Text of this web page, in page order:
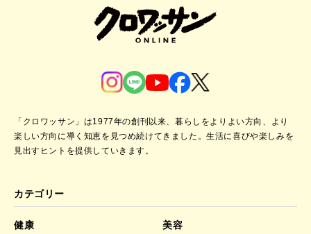
「クロワッサン」は1977年の創刊以来、暮らしをよりよい方向、より
楽しい方向に導く知恵を見つめ続けてきました。生活に喜びや楽しみを
見出すヒントを提供していきます。
カテゴリー
健康
美容